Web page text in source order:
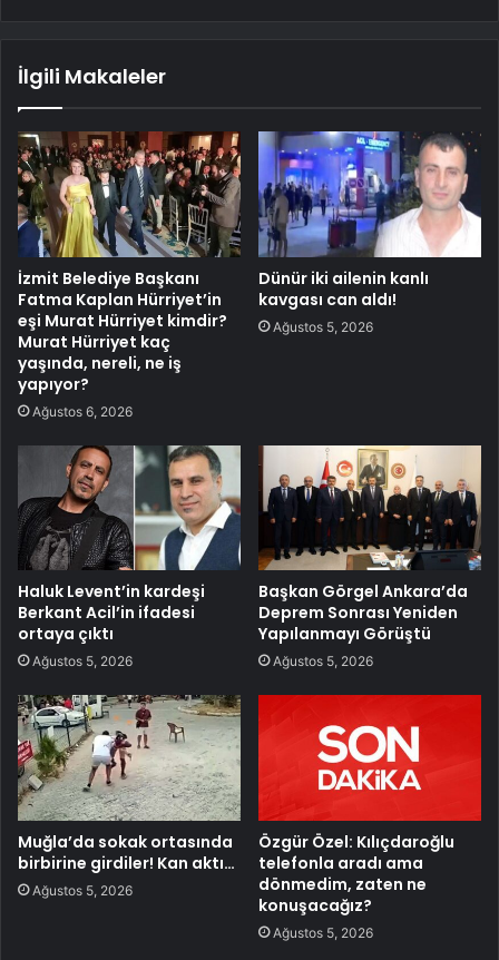
İlgili Makaleler
İzmit Belediye Başkanı
Fatma Kaplan Hürriyet’in
eşi Murat Hürriyet kimdir?
Murat Hürriyet kaç
yaşında, nereli, ne iş
yapıyor?
Ağustos 6, 2026
Dünür iki ailenin kanlı
kavgası can aldı!
Ağustos 5, 2026
Haluk Levent’in kardeşi
Berkant Acil’in ifadesi
ortaya çıktı
Ağustos 5, 2026
Başkan Görgel Ankara’da
Deprem Sonrası Yeniden
Yapılanmayı Görüştü
Ağustos 5, 2026
Muğla’da sokak ortasında
birbirine girdiler! Kan aktı…
Ağustos 5, 2026
Özgür Özel: Kılıçdaroğlu
telefonla aradı ama
dönmedim, zaten ne
konuşacağız?
Ağustos 5, 2026